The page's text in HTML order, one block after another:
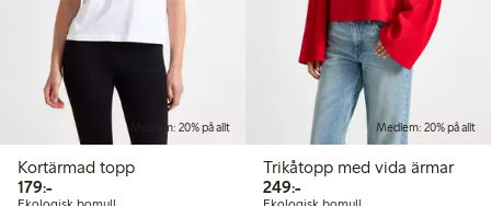
Medlem: 20% på allt
Kortärmad topp
179:-179,00 kr
Medlem: 20% på allt
Trikåtopp med vida ärmar
249:-249,00 kr